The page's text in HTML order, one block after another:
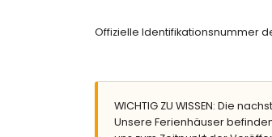
Garten mit Kies, Bäumen
2 Terrassen, davon eine
Offizielle Identifikationsnummer
WICHTIG ZU WISSEN: Die
Unsere Ferienhäuser